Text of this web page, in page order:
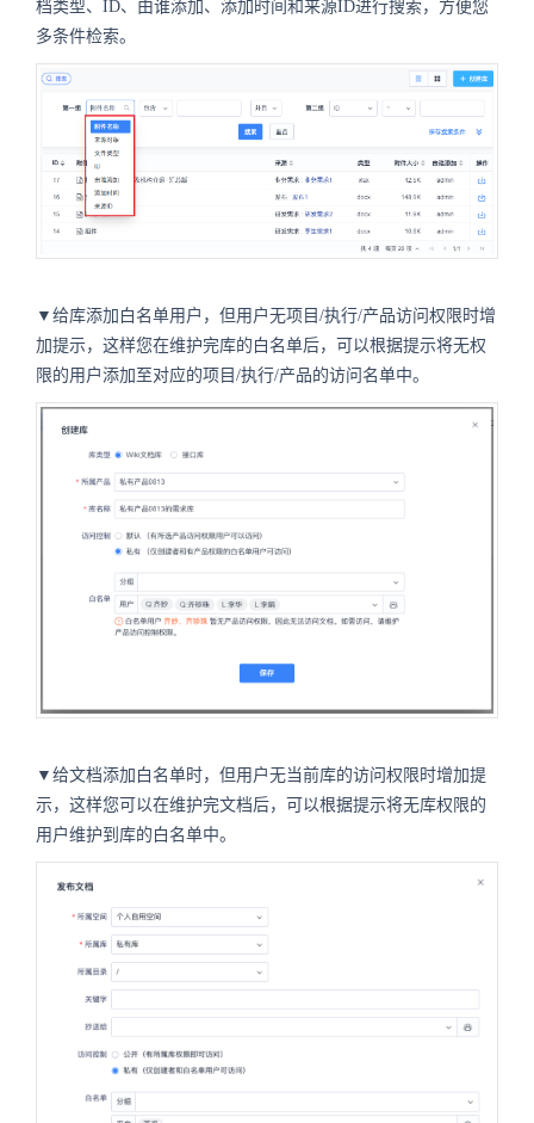
档类型、ID、由谁添加、添加时间和来源ID进行搜索，方便您
多条件检索。
▼给库添加白名单用户，但用户无项目/执行/产品访问权限时增
加提示，这样您在维护完库的白名单后，可以根据提示将无权
限的用户添加至对应的项目/执行/产品的访问名单中。
▼给文档添加白名单时，但用户无当前库的访问权限时增加提
示，这样您可以在维护完文档后，可以根据提示将无库权限的
用户维护到库的白名单中。